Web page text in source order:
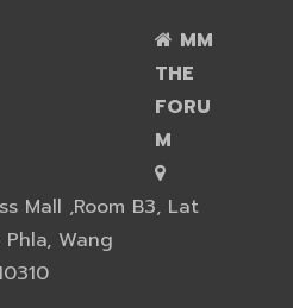
MM
THE
FORU
M
Mall ,Room B3, Lat
Phla, Wang